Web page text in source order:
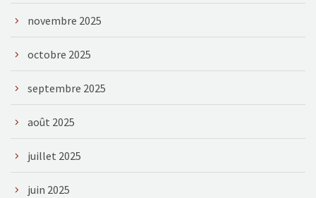
novembre 2025
octobre 2025
septembre 2025
août 2025
juillet 2025
juin 2025